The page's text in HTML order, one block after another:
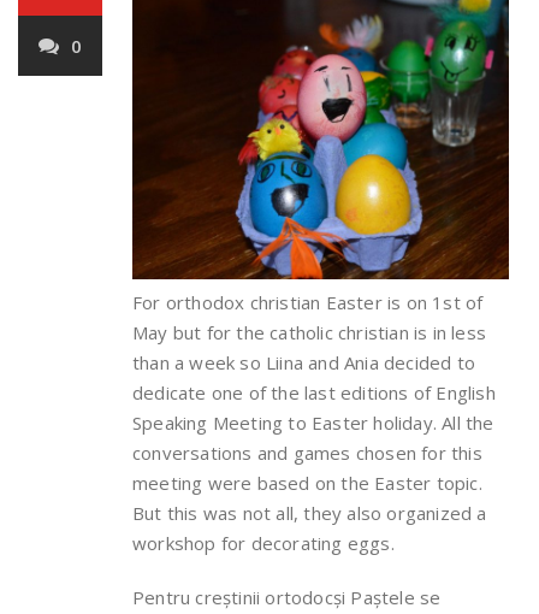
0
For orthodox christian Easter is on 1st of
May but for the catholic christian is in less
than a week so Liina and Ania decided to
dedicate one of the last editions of English
Speaking Meeting to Easter holiday. All the
conversations and games chosen for this
meeting were based on the Easter topic.
But this was not all, they also organized a
workshop for decorating eggs.
Pentru creștinii ortodocși Paștele se